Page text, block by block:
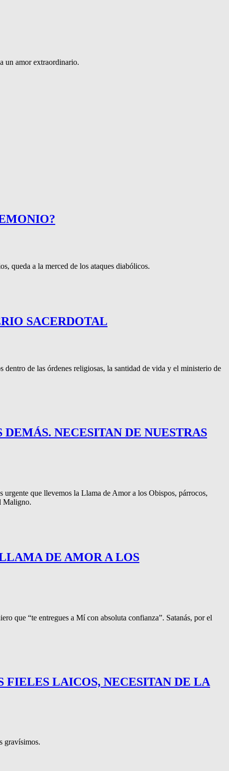
un amor extraordinario.
queda a la merced de los ataques diabólicos.
SACERDOTAL
de las órdenes religiosas, la santidad de vida y el ministerio de
NECESITAN DE NUESTRAS
urgente que llevemos la Llama de Amor a los Obispos, párrocos,
Maligno.
DE AMOR A LOS
que “te entregues a Mí con absoluta confianza”. Satanás, por el
FIELES LAICOS, NECESITAN DE LA
gravísimos.